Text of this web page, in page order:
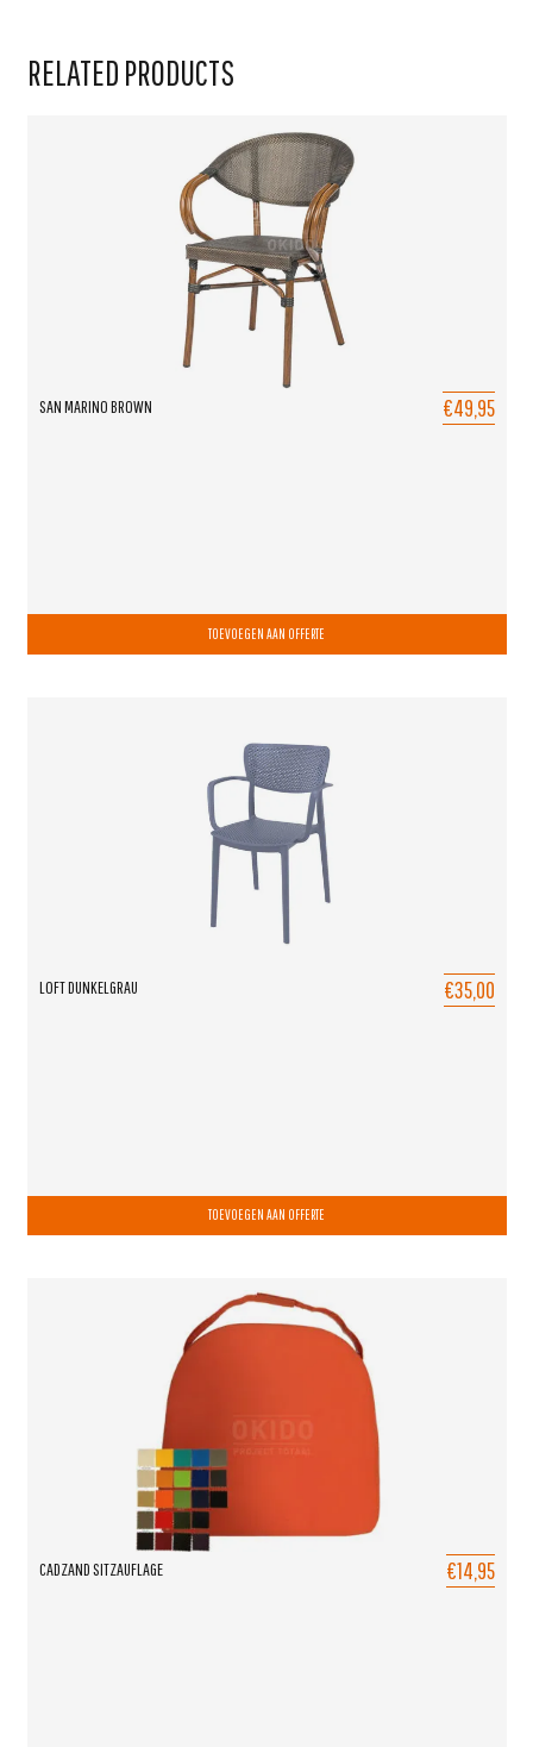
RELATED PRODUCTS
SAN MARINO BROWN €49,95
TOEVOEGEN AAN OFFERTE
LOFT DUNKELGRAU €35,00
TOEVOEGEN AAN OFFERTE
CADZAND SITZAUFLAGE €14,95